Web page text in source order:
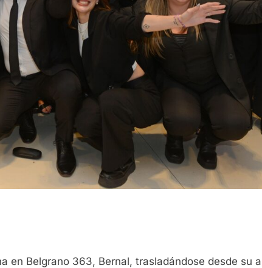
en Belgrano 363, Bernal, trasladándose desde su